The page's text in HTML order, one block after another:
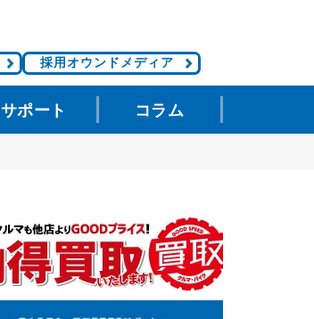
採用オウンドメディア
サポート コラム